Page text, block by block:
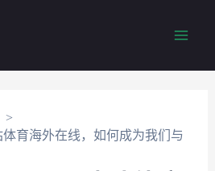
育海外在线，如何成为我们与